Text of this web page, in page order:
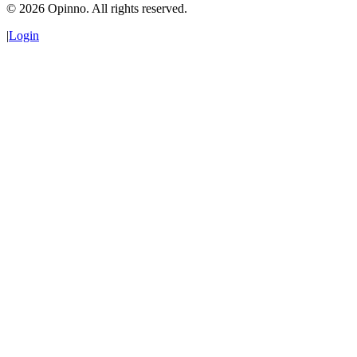
© 2026 Opinno. All rights reserved.
|Login